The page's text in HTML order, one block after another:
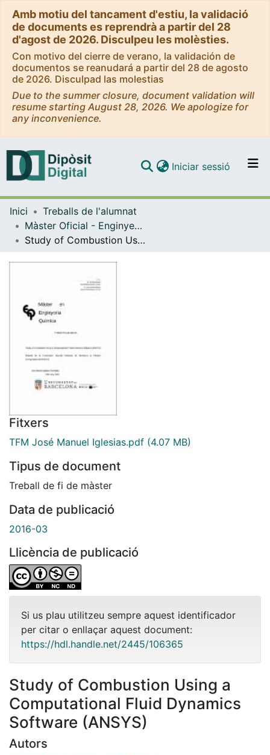
Amb motiu del tancament d'estiu, la validació
de documents es reprendrà a partir del 28
d'agost de 2026. Disculpeu les molèsties.
Con motivo del cierre de verano, la validación de
documentos se reanudará a partir del 28 de agosto
de 2026. Disculpad las molestias
Due to the summer closure, document validation will
resume starting August 28, 2026. We apologize for
any inconvenience.
Navega per tot el DD
Com publicar
Iniciar sessió (current)
Inici
Treballs de l'alumnat
Màster Oficial - Enginyeria Química
Study of Combustion Using a Computational Fluid Dynamics Software (ANSYS)
Fitxers
TFM José Manuel Iglesias.pdf (4.07 MB)
Tipus de document
Treball de fi de màster
Data de publicació
2016-03
Llicència de publicació
Si us plau utilitzeu sempre aquest identificador
per citar o enllaçar aquest document:
https://hdl.handle.net/2445/106365
Study of Combustion Using a
Computational Fluid Dynamics
Software (ANSYS)
Autors